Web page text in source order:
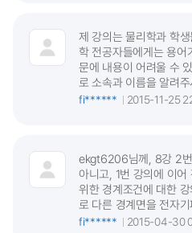
제 강의는 물리학과 학
학 전공자들에게는 용어
문에 내용이 어려울 수
로 소속과 이름을 알려
fi******
2015-11-25
ekgt6206님께, 8강 2번
아니고, 1번 강의에 이
위한 경계조건에 대한
로 다른 경계면을 전자
fi******
2015-04-30